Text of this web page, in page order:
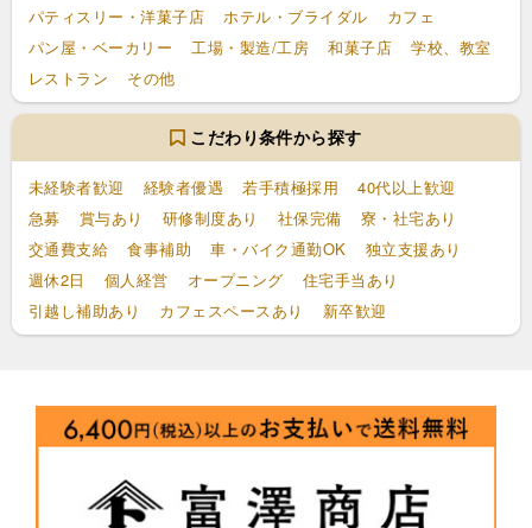
パティスリー・洋菓子店 ホテル・ブライダル
カフェ
パン屋・ベーカリー
工場・製造/工房 和菓子店
学校、教室
レストラン
その他
こだわり条件から探す
未経験者歓迎 経験者優遇 若手積極採用
40代以上歓迎
急募
賞与あり 研修制度あり 社保完備
寮・社宅あり
交通費支給
食事補助 車・バイク通勤OK
独立支援あり
週休2日
個人経営 オープニング
住宅手当あり
引越し補助あり
カフェスペースあり 新卒歓迎